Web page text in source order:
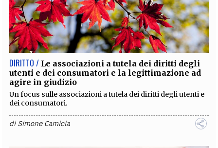
DIRITTO / Le associazioni a tutela dei diritti degli
utenti e dei consumatori e la legittimazione ad
agire in giudizio
Un focus sulle associazioni a tutela dei diritti degli utenti e
dei consumatori.
diSimone Camicia